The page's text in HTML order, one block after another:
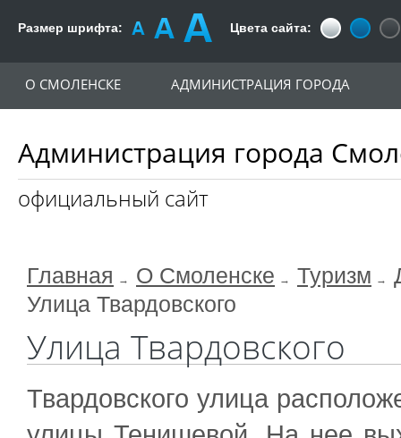
Размер шрифта: Цвета сайта:
Администрация города
официальный сайт
О СМОЛЕНСКЕ АДМИНИСТРАЦИЯ ГОРОДА
Главная О Смоленске Туризм
Улица Твардовского
Улица Твардовского
​Твардовского улица